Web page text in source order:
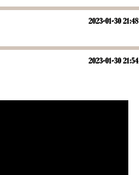
2023-01-30 21:48
2023-01-30 21:54